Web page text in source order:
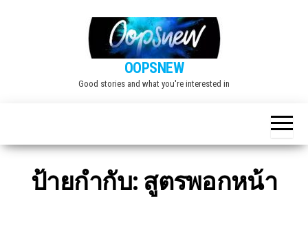
OOPSNEW
Good stories and what you're interested in
ป้ายกำกับ: สูตรพอกหน้า